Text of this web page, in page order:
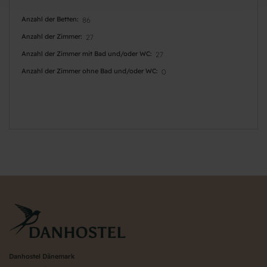
Anzahl der Betten 86
Anzahl der Zimmer 27
Anzahl der Zimmer mit Bad und/oder WC 27
Anzahl der Zimmer ohne Bad und/oder WC 0
Danhostel Dänemark